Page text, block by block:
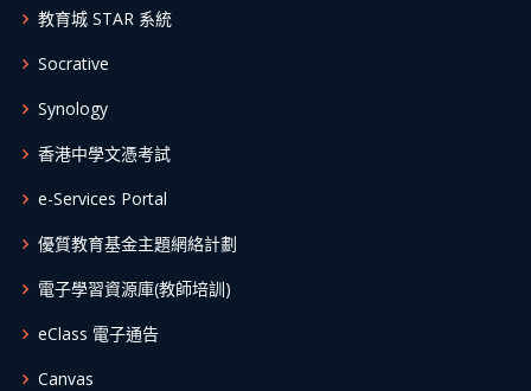
教育城 STAR 系統
Socrative
Synology
香港中學文憑考試
e-Services Portal
優質教育基金主題網絡計劃
電子學習資源庫(教師培訓)
eClass 電子通告
Canvas